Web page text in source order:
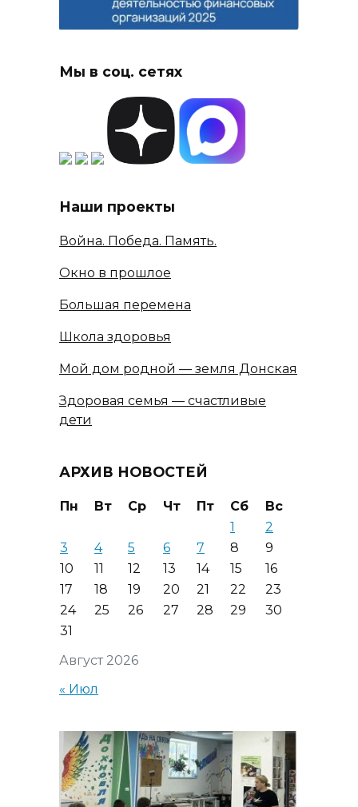
Мы в соц. сетях
Наши проекты
Война. Победа. Память.
Окно в прошлое
Большая перемена
Школа здоровья
Мой дом родной — земля Донская
Здоровая семья — счастливые
дети
АРХИВ НОВОСТЕЙ
Август 2026
Пн Вт Ср Чт Пт Сб
Вс
1
2
3
4 5 6 7 8
9
10
11 12 13 14 15
16
17
18 19 20 21 22
23
24
25 26 27 28 29
30
31
« Июл